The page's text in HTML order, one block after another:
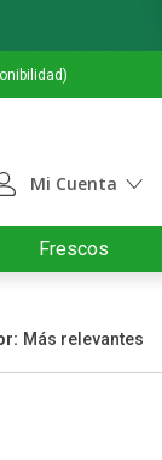
Mi Cuenta
Frescos
Relevancia